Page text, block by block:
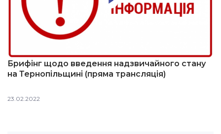
Брифінг щодо введення надзвичайного стану
на Тернопільщині (пряма трансляція)
23.02.2022